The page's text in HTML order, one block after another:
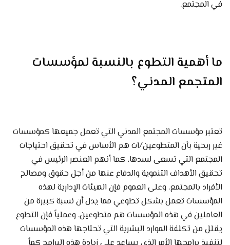
في المجتمع.
ما أهمية التطوع بالنسبة لمؤسسات
المتجمع المدني؟
تعتبر مؤسسات المجتمع المدني التي تعمل جميعها كمؤسسات
غير ربحية بأن المتطوعين/ات هم الأساس في تحقيق احتياجات
المجتمع التي تسعى لسدها، كما أنهم العنصر الرئيس في
تحقيق الأهداف التنموية والدفاع عنها من أجل حقوق ومصالح
الأفراد بالمجتمع. وعلى العموم فإن الهيئات الإدارية لهذه
المؤسسات تعمل بشكل تطوعي مما يدل أن نسبة كبيرة من
العاملين في هذه المؤسسات هم متطوعين. وعملياً فإن التطوع
يقلل من تكلفة الموارد البشرية التي تحتاجها هذه المؤسسات